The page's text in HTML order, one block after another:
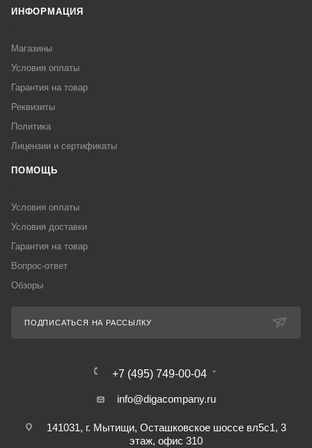
ИНФОРМАЦИЯ
Магазины
Условия оплаты
Гарантия на товар
Реквизиты
Политика
Лицензии и сертификаты
ПОМОЩЬ
Условия оплаты
Условия доставки
Гарантия на товар
Вопрос-ответ
Обзоры
ПОДПИСАТЬСЯ НА РАССЫЛКУ
+7 (495) 749-00-04
info@digacompany.ru
141031, г. Мытищи, Осташковское шоссе вл5с1, 3
этаж, офис 310